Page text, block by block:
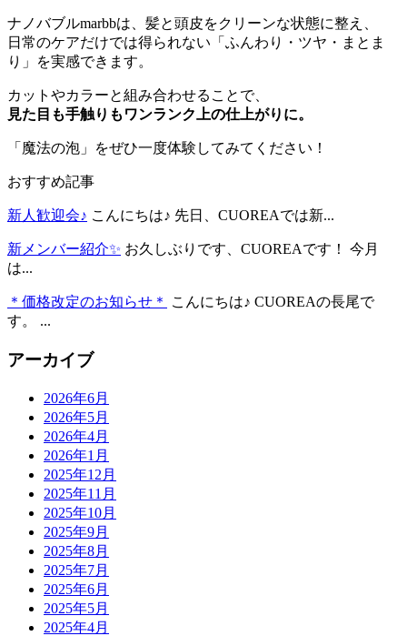
ナノバブルmarbbは、髪と頭皮をクリーンな状態に整え、
日常のケアだけでは得られない「ふんわり・ツヤ・まとま
り」を実感できます。
カットやカラーと組み合わせることで、
見た目も手触りもワンランク上の仕上がりに。
「魔法の泡」をぜひ一度体験してみてください！
おすすめ記事
新人歓迎会♪ こんにちは♪ 先日、CUOREAでは新...
新メンバー紹介✨ お久しぶりです、CUOREAです！ 今月
は...
＊価格改定のお知らせ＊
こんにちは♪ CUOREAの長尾で
す。 ...
アーカイブ
2026年6月
2026年5月
2026年4月
2026年1月
2025年12月
2025年11月
2025年10月
2025年9月
2025年8月
2025年7月
2025年6月
2025年5月
2025年4月